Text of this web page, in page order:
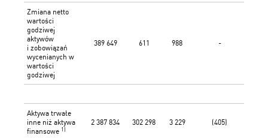
Zmiana netto
wartości
godziwej
aktywów
i zobowiązań
wycenianych w
wartości
godziwej
389 649 611 988 -
Aktywa trwałe
inne niż aktywa
finansowe 1)
2 387 834 302 298 3 229 (405)